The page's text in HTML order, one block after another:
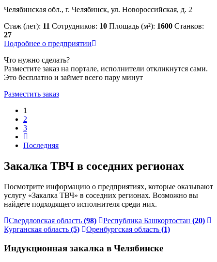
Челябинская обл., г. Челябинск, ул. Новороссийская, д. 2
Стаж (лет): 11 Сотрудников: 10 Площадь (м²): 1600 Станков:
27
Подробнее о предприятии
Что нужно сделать?
Разместите заказ на портале, исполнители откликнутся сами.
Это бесплатно и займет всего пару минут
Разместить заказ
1
2
3
Последняя
Закалка ТВЧ в соседних регионах
Посмотрите информацию о предприятиях, которые оказывают
услугу «Закалка ТВЧ» в соседних регионах. Возможно вы
найдете подходящего исполнителя среди них.
Свердловская область (98) Республика Башкортостан (20)
Курганская область (5) Оренбургская область (1)
Индукционная закалка в Челябинске